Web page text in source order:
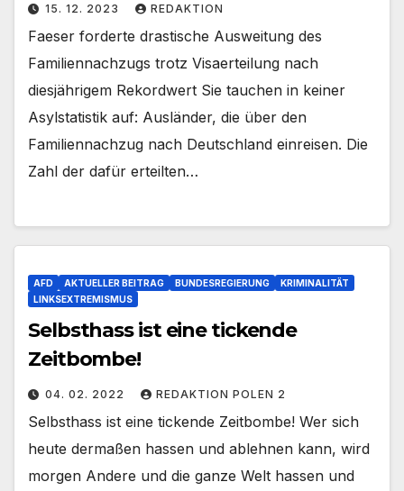
15. 12. 2023 REDAKTION
Faeser forderte drastische Ausweitung des
Familiennachzugs trotz Visaerteilung nach
diesjährigem Rekordwert Sie tauchen in keiner
Asylstatistik auf: Ausländer, die über den
Familiennachzug nach Deutschland einreisen. Die
Zahl der dafür erteilten…
AFD AKTUELLER BEITRAG BUNDESREGIERUNG
KRIMINALITÄT
LINKSEXTREMISMUS
Selbsthass ist eine tickende
Zeitbombe!
04. 02. 2022 REDAKTION POLEN 2
Selbsthass ist eine tickende Zeitbombe! Wer sich
heute dermaßen hassen und ablehnen kann, wird
morgen Andere und die ganze Welt hassen und